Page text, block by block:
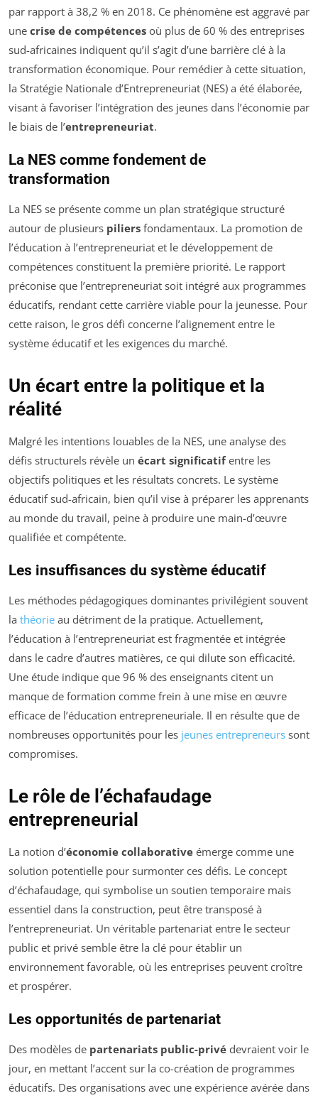
par rapport à 38,2 % en 2018. Ce phénomène est aggravé par
une crise de compétences où plus de 60 % des entreprises
sud-africaines indiquent qu’il s’agit d’une barrière clé à la
transformation économique. Pour remédier à cette situation,
la Stratégie Nationale d’Entrepreneuriat (NES) a été élaborée,
visant à favoriser l’intégration des jeunes dans l’économie par
le biais de l’entrepreneuriat.
La NES comme fondement de
transformation
La NES se présente comme un plan stratégique structuré
autour de plusieurs piliers fondamentaux. La promotion de
l’éducation à l’entrepreneuriat et le développement de
compétences constituent la première priorité. Le rapport
préconise que l’entrepreneuriat soit intégré aux programmes
éducatifs, rendant cette carrière viable pour la jeunesse. Pour
cette raison, le gros défi concerne l’alignement entre le
système éducatif et les exigences du marché.
Un écart entre la politique et la
réalité
Malgré les intentions louables de la NES, une analyse des
défis structurels révèle un écart significatifentre les
objectifs politiques et les résultats concrets. Le système
éducatif sud-africain, bien qu’il vise à préparer les apprenants
au monde du travail, peine à produire une main-d’œuvre
qualifiée et compétente.
Les insuffisances du système éducatif
Les méthodes pédagogiques dominantes privilégient souvent
la théorie au détriment de la pratique. Actuellement,
l’éducation à l’entrepreneuriat est fragmentée et intégrée
dans le cadre d’autres matières, ce qui dilute son efficacité.
Une étude indique que 96 % des enseignants citent un
manque de formation comme frein à une mise en œuvre
efficace de l’éducation entrepreneuriale. Il en résulte que de
nombreuses opportunités pour les jeunes entrepreneurs sont
compromises.
Le rôle de l’échafaudage
entrepreneurial
La notion d’économie collaborative émerge comme une
solution potentielle pour surmonter ces défis. Le concept
d’échafaudage, qui symbolise un soutien temporaire mais
essentiel dans la construction, peut être transposé à
l’entrepreneuriat. Un véritable partenariat entre le secteur
public et privé semble être la clé pour établir un
environnement favorable, où les entreprises peuvent croître
et prospérer.
Les opportunités de partenariat
Des modèles de partenariats public-privé devraient voir le
jour, en mettant l’accent sur la co-création de programmes
éducatifs. Des organisations avec une expérience avérée dans